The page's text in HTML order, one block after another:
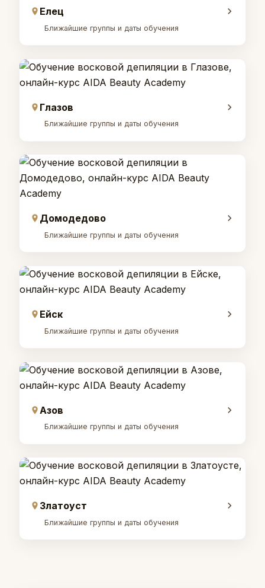
Елец
Ближайшие группы и даты обучения
Глазов
Ближайшие группы и даты обучения
Домодедово
Ближайшие группы и даты обучения
Ейск
Ближайшие группы и даты обучения
Азов
Ближайшие группы и даты обучения
Златоуст
Ближайшие группы и даты обучения